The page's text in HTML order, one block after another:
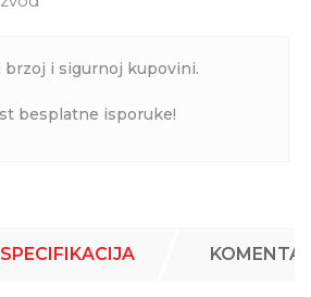
brzoj i sigurnoj kupovini.
besplatne isporuke!
SPECIFIKACIJA